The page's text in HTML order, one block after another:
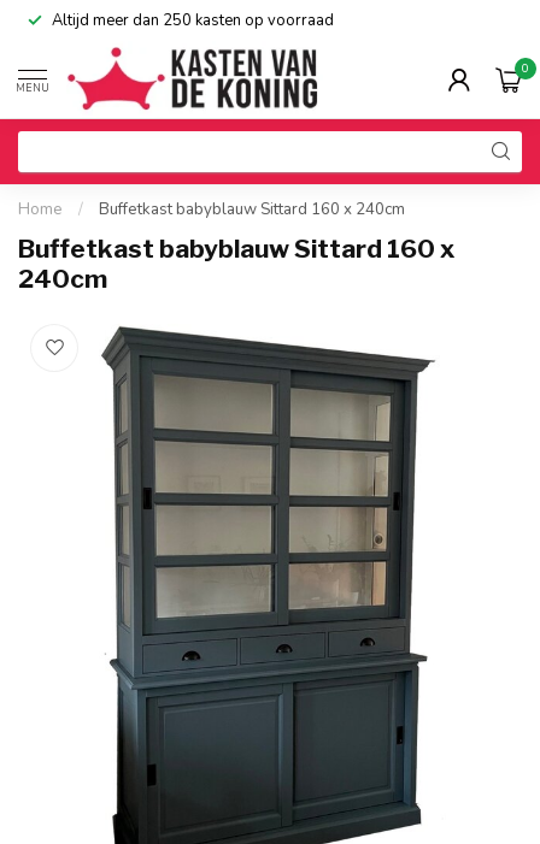
Altijd meer dan 250 kasten op voorraad
MENU
0
Home / Buffetkast babyblauw Sittard 160 x 240cm
Buffetkast babyblauw Sittard 160 x
240cm